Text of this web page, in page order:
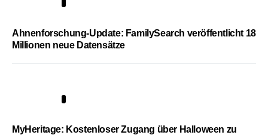
Ahnenforschung-Update: FamilySearch veröffentlicht 18
Millionen neue Datensätze
MyHeritage: Kostenloser Zugang über Halloween zu